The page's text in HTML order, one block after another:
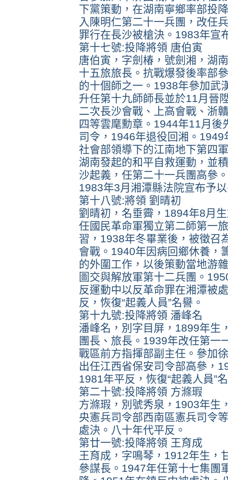
下黨策動，在湖南寧鄉率部投
入陳明仁第二十一兵團，改任
罪行在長沙被槍決。1983年宣
第十七號:投降將領 唐伯寅
唐伯寅，字劍椿，號劍湘，湖
十五旅旅長。抗戰爆發後率部
的十個師之一。1938年參加武
升任第十九師師長並於11月晉
二次長沙會戰、上高會戰、浙
四等雲麾勳章。1944年11月後
司令，1946年退役回湘。
社會部領導下的江南地下第四
湖南發起的和平自救運動，並
沙起義，任第二十一兵團高參
1983年3月湘潭縣法院宣布予
第十八號:將領 劉晴初
劉晴初，名垂霽，1894年8月
任國民革命軍獨立第二師第一
習，1938年冬畢業後，被徵召
會戰。1940年因病回鄉休養，
的外圍工作，以後策動當地游
圖交與解放軍第十二兵團。
反運動中以反革命罪在湘潭被
反，恢復“起義人員”名譽。
第十九號:投降將領 潘峰名
潘峰名，別字目屏，1899年生
團長、旅長。1939年改任第一
戰區前方指揮部副主任。參加
出任江西省保安司令部高參，
1981年平反，恢復“起義人員”
第二十號:投降將領 方滌瑕
方滌瑕，別號秀泉，1903年生
央憲兵司令部西南區憲兵司令
處決。八十年代平反。
第廿一號:投降將領 王育成
王育成，字鳴琴，1912年生，
參謀長。1947年任第十七集團